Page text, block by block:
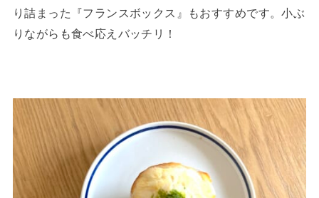
り詰まった『フランスボックス』もおすすめです。小ぶ
りながらも食べ応えバッチリ！